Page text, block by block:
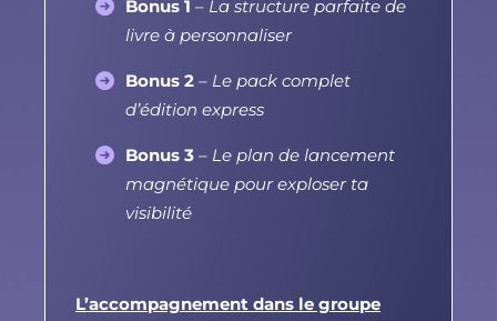
Bonus 1 – La structure parfaite de
livre à personnaliser
Bonus 2 – Le pack complet
d’édition express
Bonus 3 – Le plan de lancement
magnétique pour exploser ta
visibilité
L’accompagnement dans le groupe